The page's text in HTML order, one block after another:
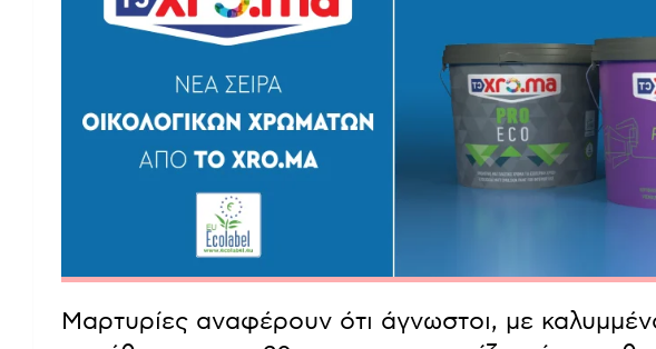
Μαρτυρίες αναφέρουν ότι άγνωστοι, με